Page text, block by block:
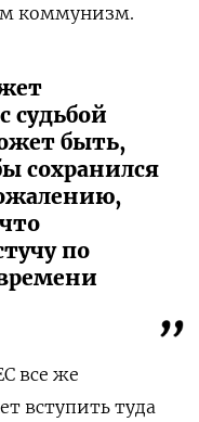
коммунизм.
судьбой
быть,
сохранился
по
все же
вступить туда